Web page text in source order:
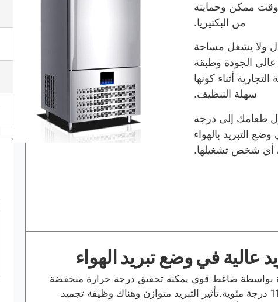
وقت ممكن وحمايته
من البكتيريا.
ولا يشغل مساحة
الجودة وطبقة
أثناء كونها
سهلة التنظيف.
طعامك إلى درجة
التبريد بالهواء
أي شخص تشغيلها.
عالية في وضع تبريد الهواء
بواسطة ضاغط قوي يمكنه تحقيق درجة حرارة منخفضة
جدًا للتجميد عند -112 درجة مئوية.تأثير التبريد متوازن وهناك وظيفة تجميد